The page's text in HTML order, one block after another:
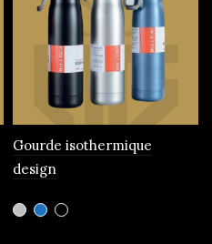
options
choisies
page
du
produit
Gourde isothermique
design
Ce
produit